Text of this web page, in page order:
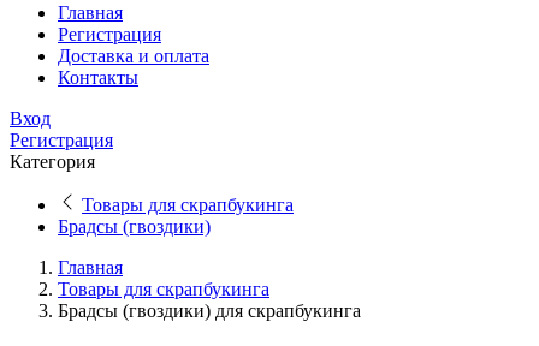
Главная
Регистрация
Доставка и оплата
Контакты
Вход
Регистрация
Категория
Товары для скрапбукинга
Брадсы (гвоздики)
Главная
Товары для скрапбукинга
Брадсы (гвоздики) для скрапбукинга